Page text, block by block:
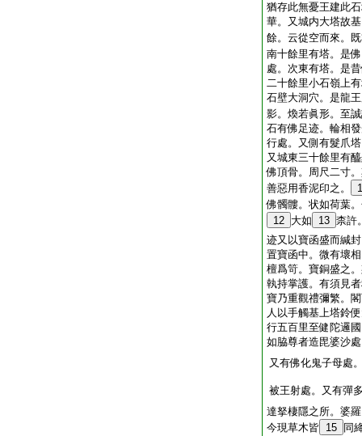
猶存此無憂王建此
華。又城内大塔故
餘。云從空而來。
南十餘里有塔。是
處。次東有塔。是
二十餘里小石嶺上
石壁大洞穴。是龍
影。煥若眞形。至
石有佛足迹。輪相
行處。又側有髮爪
又城東三十餘里有
佛頂骨。周尺二寸
善惡用香泥印之。
佛髑髏。状如荷葉
12 大如 13 柰許
迹又以寶函盛而緘
置寶函中。微有壞
檀爲笴。寶銅盛之
執持掌護。有須見
寶乃重觀禮彌繁。
人以手觸基上塔鈴
行五百里至健陀邏
如脇尊者造毘婆沙
又有佛化鬼子母處
被王射處。又有彈
達拏棲隱之所。婆
今現草木皆
15 同